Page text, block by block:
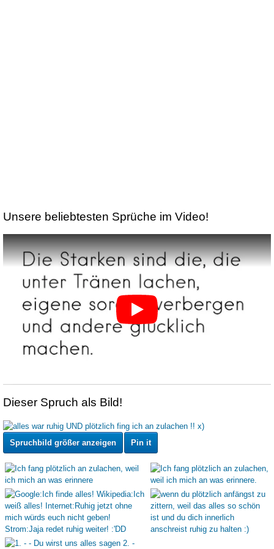
Unsere beliebtesten Sprüche im Video!
Dieser Spruch als Bild!
Spruchbild größer anzeigen Pin it